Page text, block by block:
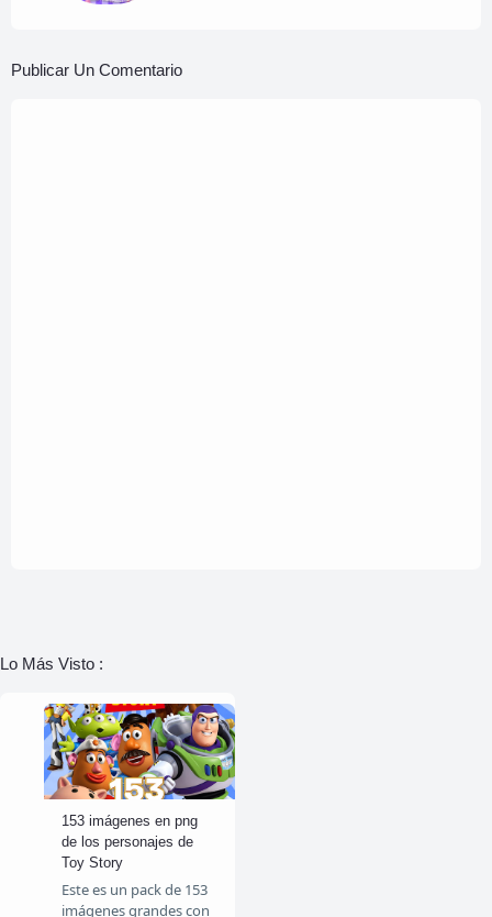
Publicar Un Comentario
Lo Más Visto :
153 imágenes en png
de los personajes de
Toy Story
Este es un pack de 153
imágenes grandes con